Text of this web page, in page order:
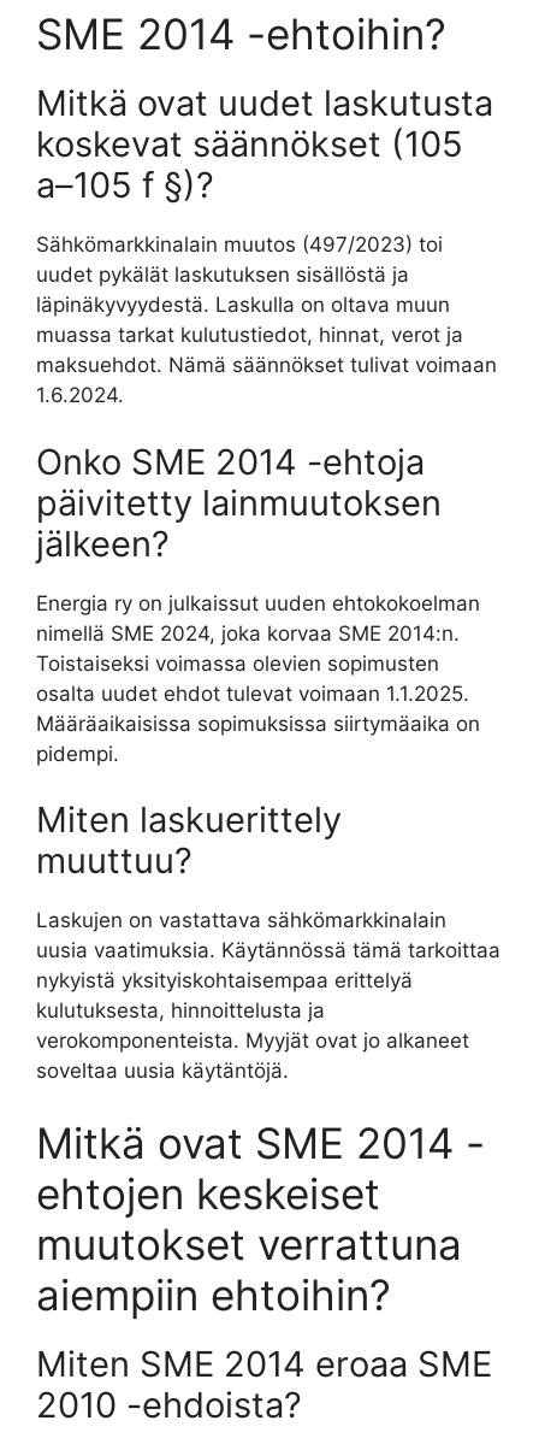
SME 2014 -ehtoihin?
Mitkä ovat uudet laskutusta
koskevat säännökset (105
a–105 f §)?
Sähkömarkkinalain muutos (497/2023) toi
uudet pykälät laskutuksen sisällöstä ja
läpinäkyvyydestä. Laskulla on oltava muun
muassa tarkat kulutustiedot, hinnat, verot ja
maksuehdot. Nämä säännökset tulivat voimaan
1.6.2024.
Onko SME 2014 -ehtoja
päivitetty lainmuutoksen
jälkeen?
Energia ry on julkaissut uuden ehtokokoelman
nimellä SME 2024, joka korvaa SME 2014:n.
Toistaiseksi voimassa olevien sopimusten
osalta uudet ehdot tulevat voimaan 1.1.2025.
Määräaikaisissa sopimuksissa siirtymäaika on
pidempi.
Miten laskuerittely
muuttuu?
Laskujen on vastattava sähkömarkkinalain
uusia vaatimuksia. Käytännössä tämä tarkoittaa
nykyistä yksityiskohtaisempaa erittelyä
kulutuksesta, hinnoittelusta ja
verokomponenteista. Myyjät ovat jo alkaneet
soveltaa uusia käytäntöjä.
Mitkä ovat SME 2014 -
ehtojen keskeiset
muutokset verrattuna
aiempiin ehtoihin?
Miten SME 2014 eroaa SME
2010 -ehdoista?